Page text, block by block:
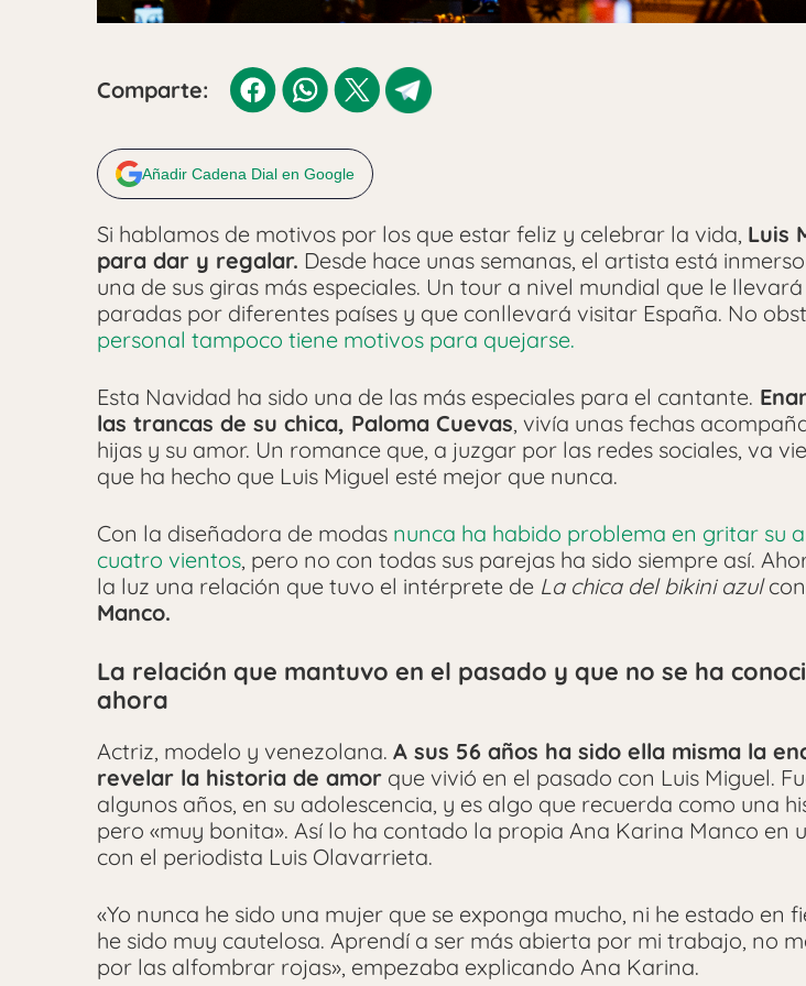
Comparte:
Añadir Cadena Dial en Google
Si hablamos de motivos por los que estar feliz y celebrar la vida, Luis
para dar y regalar. Desde hace unas semanas, el artista está
una de sus giras más especiales. Un tour a nivel mundial que le
paradas por diferentes países y que conllevará visitar España. No
personal tampoco tiene motivos para quejarse.
Esta Navidad ha sido una de las más especiales para el cantante.
las trancas de su chica, Paloma Cuevas, vivía unas fechas
hijas y su amor. Un romance que, a juzgar por las redes sociales, va
que ha hecho que Luis Miguel esté mejor que nunca.
Con la diseñadora de modas nunca ha habido problema en gritar su
cuatro vientos, pero no con todas sus parejas ha sido siempre así.
la luz una relación que tuvo el intérprete de La chica del bikini azulcon
Manco.
La relación que mantuvo en el pasado y que no se ha
ahora
Actriz, modelo y venezolana. A sus 56 años ha sido ella misma la
revelar la historia de amor que vivió en el pasado con Luis Miguel.
algunos años, en su adolescencia, y es algo que recuerda como una
pero «muy bonita». Así lo ha contado la propia Ana Karina Manco en
con el periodista Luis Olavarrieta.
«Yo nunca he sido una mujer que se exponga mucho, ni he estado en
he sido muy cautelosa. Aprendí a ser más abierta por mi trabajo, no
por las alfombrar rojas», empezaba explicando Ana Karina.